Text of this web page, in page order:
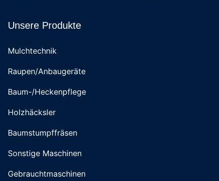
Unsere Produkte
Mulchtechnik
Raupen/Anbaugeräte
Baum-/Heckenpflege
Holzhäcksler
Baumstumpffräsen
Sonstige Maschinen
Gebrauchtmaschinen